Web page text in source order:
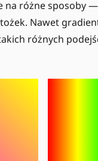
na różne sposoby
Nawet
różnych